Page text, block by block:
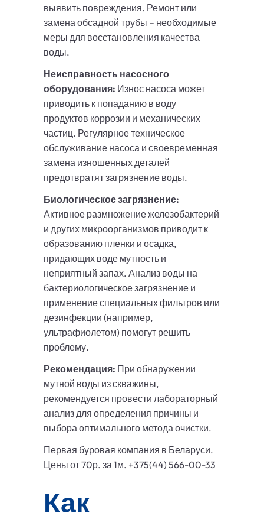
выявить повреждения. Ремонт или
замена обсадной трубы – необходимые
меры для восстановления качества
воды.
Неисправность насосного
оборудования: Износ насоса может
приводить к попаданию в воду
продуктов коррозии и механических
частиц. Регулярное техническое
обслуживание насоса и своевременная
замена изношенных деталей
предотвратят загрязнение воды.
Биологическое загрязнение:
Активное размножение железобактерий
и других микроорганизмов приводит к
образованию пленки и осадка,
придающих воде мутность и
неприятный запах. Анализ воды на
бактериологическое загрязнение и
применение специальных фильтров или
дезинфекции (например,
ультрафиолетом) помогут решить
проблему.
Рекомендация: При обнаружении
мутной воды из скважины,
рекомендуется провести лабораторный
анализ для определения причины и
выбора оптимального метода очистки.
Первая буровая компания в Беларуси.
Цены от 70р. за 1м. +375(44) 566-00-33
Как